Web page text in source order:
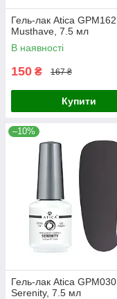
Гель-лак Atica GPM162
Musthave, 7.5 мл
В наявності
150 ₴ 167 ₴
Купити
–10%
Гель-лак Atica GPM030
Serenity, 7.5 мл